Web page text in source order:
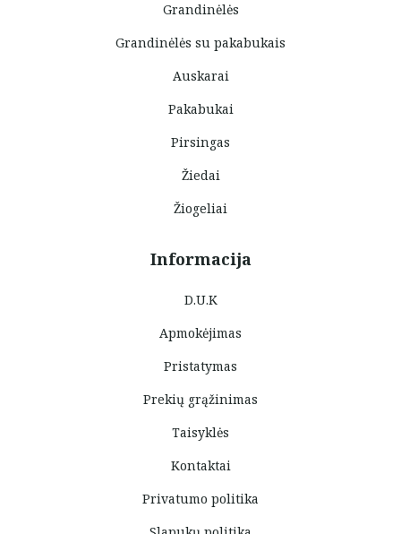
Grandinėlės
Grandinėlės su pakabukais
Auskarai
Pakabukai
Pirsingas
Žiedai
Žiogeliai
Informacija
D.U.K
Apmokėjimas
Pristatymas
Prekių grąžinimas
Taisyklės
Kontaktai
Privatumo politika